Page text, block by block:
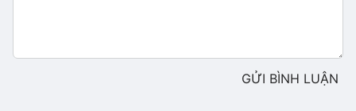
GỬI BÌNH LUẬN